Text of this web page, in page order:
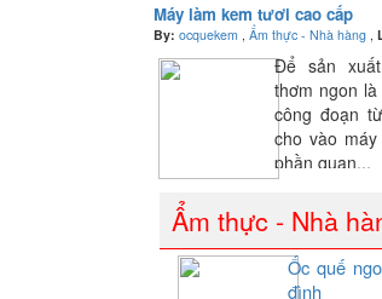
Máy làm kem tươi cao cấp
By: ocquekem Ẩm thực - Nhà hàng
Để sản
thơm ngon
công đoạn
cho vào
phần quan...
Ẩm thực - Nhà
Ốc quế
đình